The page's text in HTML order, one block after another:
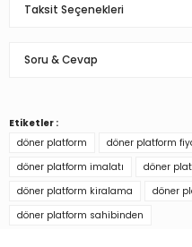
Taksit Seçenekleri
Soru & Cevap
Etiketler :
döner platform
döner platform
döner platform imalatı
döner
döner platform kiralama
döner
döner platform sahibinden